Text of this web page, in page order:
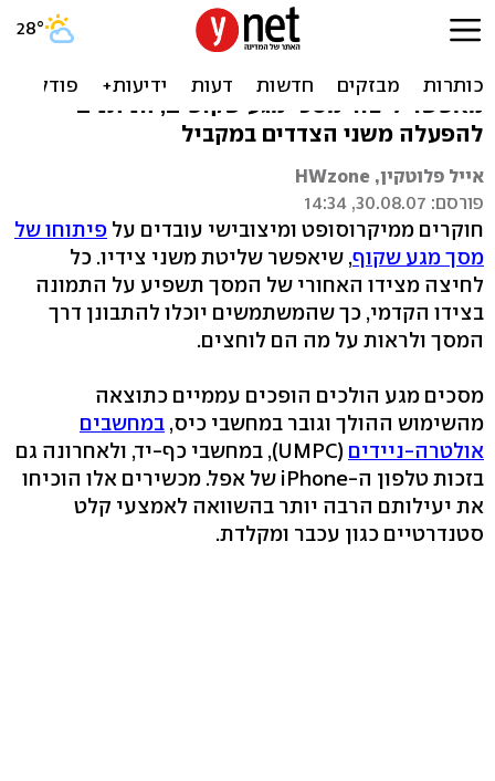
בפיתוח: מסכי מגע דו צדדיים
פיתוח משותף של מיקרוסופט ומיצובישי
מאפשר ליצור מסכי מגע שקופים, הניתנים
להפעלה משני הצדדים במקביל
אייל פלוטקין, HWzone
פורסם: 30.08.07, 14:34
חוקרים ממיקרוסופט ומיצובישי עובדים על פיתוחו של
מסך מגע שקוף, שיאפשר שליטת משני צידיו. כל
לחיצה מצידו האחורי של המסך תשפיע על התמונה
בצידו הקדמי, כך שהמשתמשים יוכלו להתבונן דרך
המסך ולראות על מה הם לוחצים.
מסכים מגע הולכים הופכים עממיים כתוצאה
מהשימוש ההולך וגובר במחשבי כיס, במחשבים
אולטרה-ניידים
(UMPC), במחשבי כף-יד, ולאחרונה גם
בזכות טלפון ה-iPhone של אפל. מכשירים אלו הוכיחו
את יעילותם הרבה יותר בהשוואה לאמצעי קלט
סטנדרטיים כגון עכבר ומקלדת.